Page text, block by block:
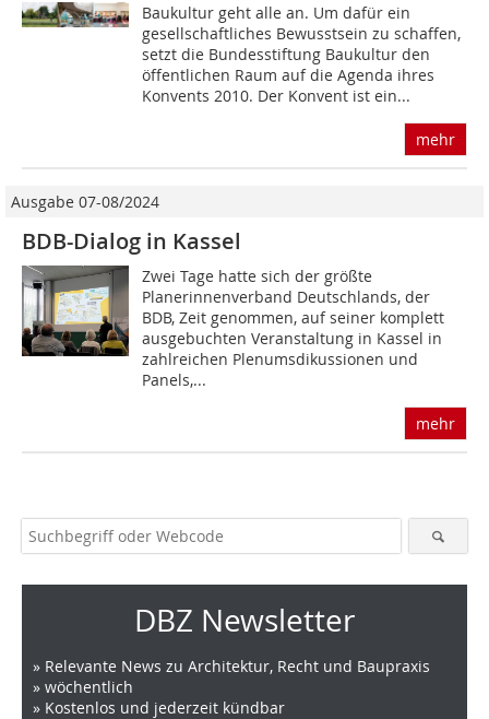
Baukultur geht alle an. Um dafür ein
gesellschaftliches Bewusstsein zu schaffen,
setzt die Bundesstiftung Baukultur den
öffentlichen Raum auf die Agenda ihres
Konvents 2010. Der Konvent ist ein...
mehr
Ausgabe 07-08/2024
BDB-Dialog in Kassel
Zwei Tage hatte sich der größte
Planerinnenverband Deutschlands, der
BDB, Zeit genommen, auf seiner komplett
ausgebuchten Veranstaltung in Kassel in
zahlreichen Plenumsdikussionen und
Panels,...
mehr
DBZ Newsletter
» Relevante News zu Architektur, Recht und Baupraxis
» wöchentlich
» Kostenlos und jederzeit kündbar